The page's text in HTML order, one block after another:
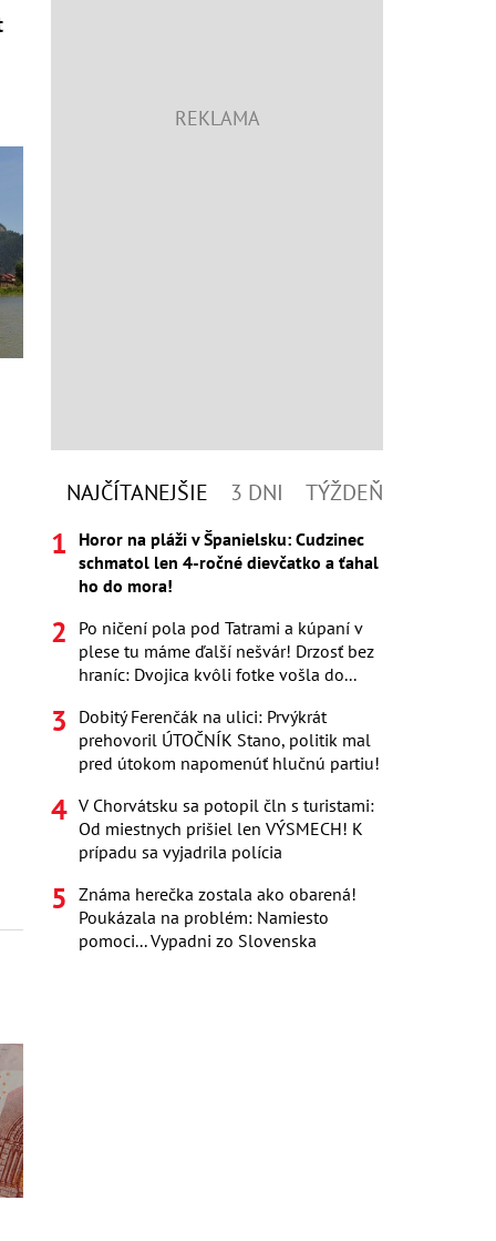
NAJČÍTANEJŠIE 3 DNI TÝŽDEŇ
Horor na pláži v Španielsku: Cudzinec
schmatol len 4-ročné dievčatko a ťahal
ho do mora!
Po ničení pola pod Tatrami a kúpaní v
plese tu máme ďalší nešvár! Drzosť bez
hraníc: Dvojica kvôli fotke vošla do...
Dobitý Ferenčák na ulici: Prvýkrát
prehovoril ÚTOČNÍK Stano, politik mal
pred útokom napomenúť hlučnú partiu!
V Chorvátsku sa potopil čln s turistami:
Od miestnych prišiel len VÝSMECH! K
prípadu sa vyjadrila polícia
Známa herečka zostala ako obarená!
Poukázala na problém: Namiesto
pomoci... Vypadni zo Slovenska